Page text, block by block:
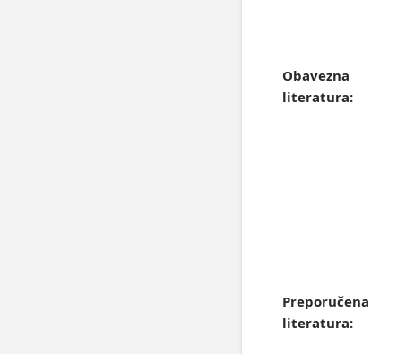
Obavezna
literatura:
Preporučena
literatura: